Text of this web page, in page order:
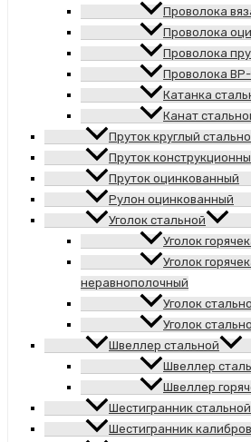
Проволока
Проволока
Проволока
Проволока ВР-
Катанка
Канат
Пруток круглый
Пруток
Пруток оцинкованный
Рулон оцинкованный
Уголок стальной
Уголок
Уголок
неравнополочный
Уголок
Уголок
Швеллер стальной
Швеллер
Швеллер
Шестигранник стальной
Шестигранник